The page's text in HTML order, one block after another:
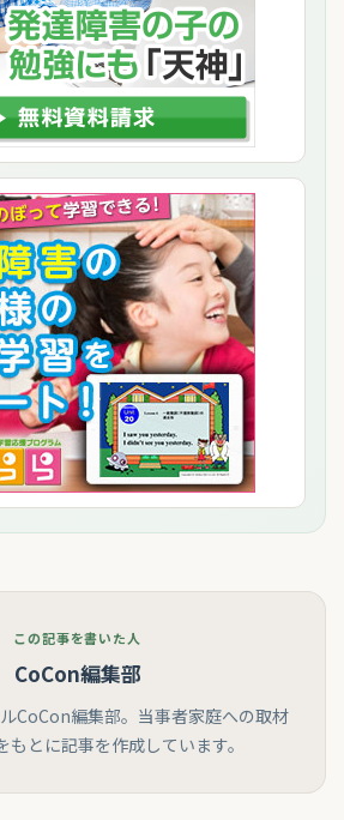
この記事を書いた人
CoCon編集部
CoCon編集部。当事者家庭への取材
もとに記事を作成しています。